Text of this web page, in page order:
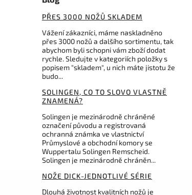
PŘES 3000 NOŽŮ SKLADEM
Vážení zákazníci, máme naskladněno
přes 3000 nožů a dalšího sortimentu, tak
abychom byli schopni vám zboží dodat
rychle. Sledujte v kategoriích položky s
popisem "skladem", u nich máte jistotu že
budo...
SOLINGEN, CO TO SLOVO VLASTNĚ
ZNAMENÁ?
Solingen je mezinárodně chráněné
označení původu a registrovaná
ochranná známka ve vlastnictví
Průmyslové a obchodní komory se
Wuppertalu Solingen Remscheid.
Solingen je mezinárodně chráněn...
NOŽE DICK-JEDNOTLIVÉ SÉRIE
Dlouhá životnost kvalitních nožů je
Kód:7470125
Dick ocílka Finecut kulatá 25
cm
1 307 Kč
Do košíku